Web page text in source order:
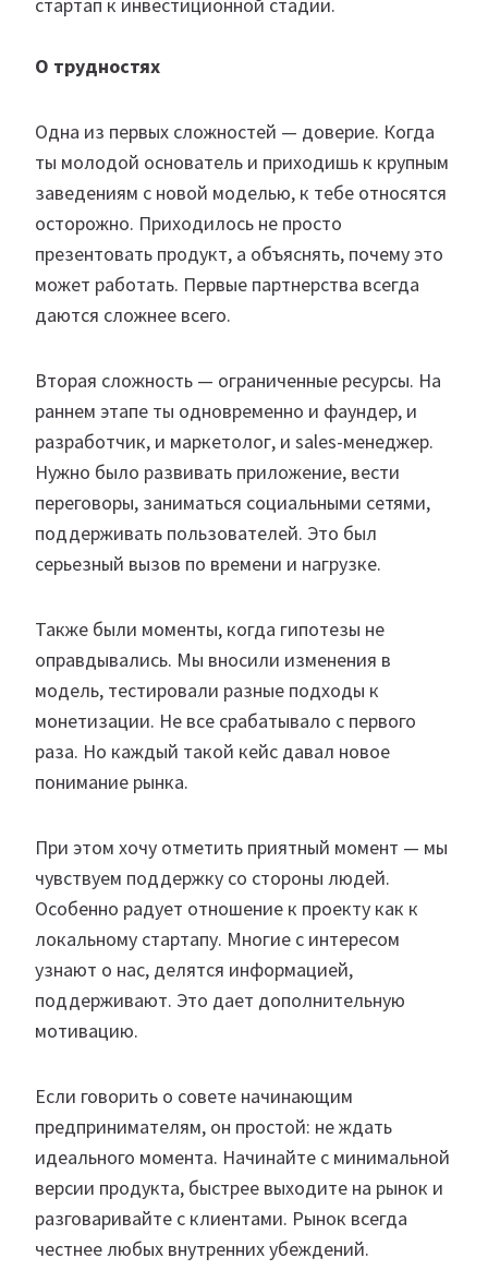
О трудностях
Одна из первых сложностей — доверие. Когда
ты молодой основатель и приходишь к крупным
заведениям с новой моделью, к тебе относятся
осторожно. Приходилось не просто
презентовать продукт, а объяснять, почему это
может работать. Первые партнерства всегда
даются сложнее всего.
Вторая сложность — ограниченные ресурсы. На
раннем этапе ты одновременно и фаундер, и
разработчик, и маркетолог, и sales-менеджер.
Нужно было развивать приложение, вести
переговоры, заниматься социальными сетями,
поддерживать пользователей. Это был
серьезный вызов по времени и нагрузке.
Также были моменты, когда гипотезы не
оправдывались. Мы вносили изменения в
модель, тестировали разные подходы к
монетизации. Не все срабатывало с первого
раза. Но каждый такой кейс давал новое
понимание рынка.
При этом хочу отметить приятный момент — мы
чувствуем поддержку со стороны людей.
Особенно радует отношение к проекту как к
локальному стартапу. Многие с интересом
узнают о нас, делятся информацией,
поддерживают. Это дает дополнительную
мотивацию.
Если говорить о совете начинающим
предпринимателям, он простой: не ждать
идеального момента. Начинайте с минимальной
версии продукта, быстрее выходите на рынок и
разговаривайте с клиентами. Рынок всегда
честнее любых внутренних убеждений.